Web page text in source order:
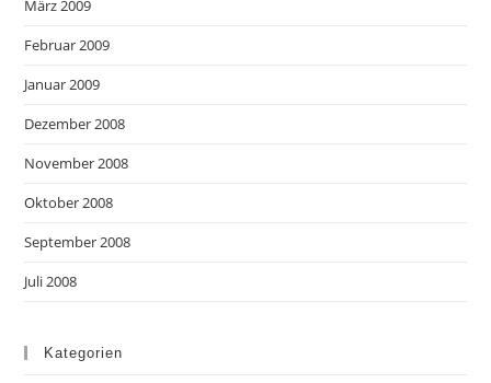
März 2009
Februar 2009
Januar 2009
Dezember 2008
November 2008
Oktober 2008
September 2008
Juli 2008
Kategorien